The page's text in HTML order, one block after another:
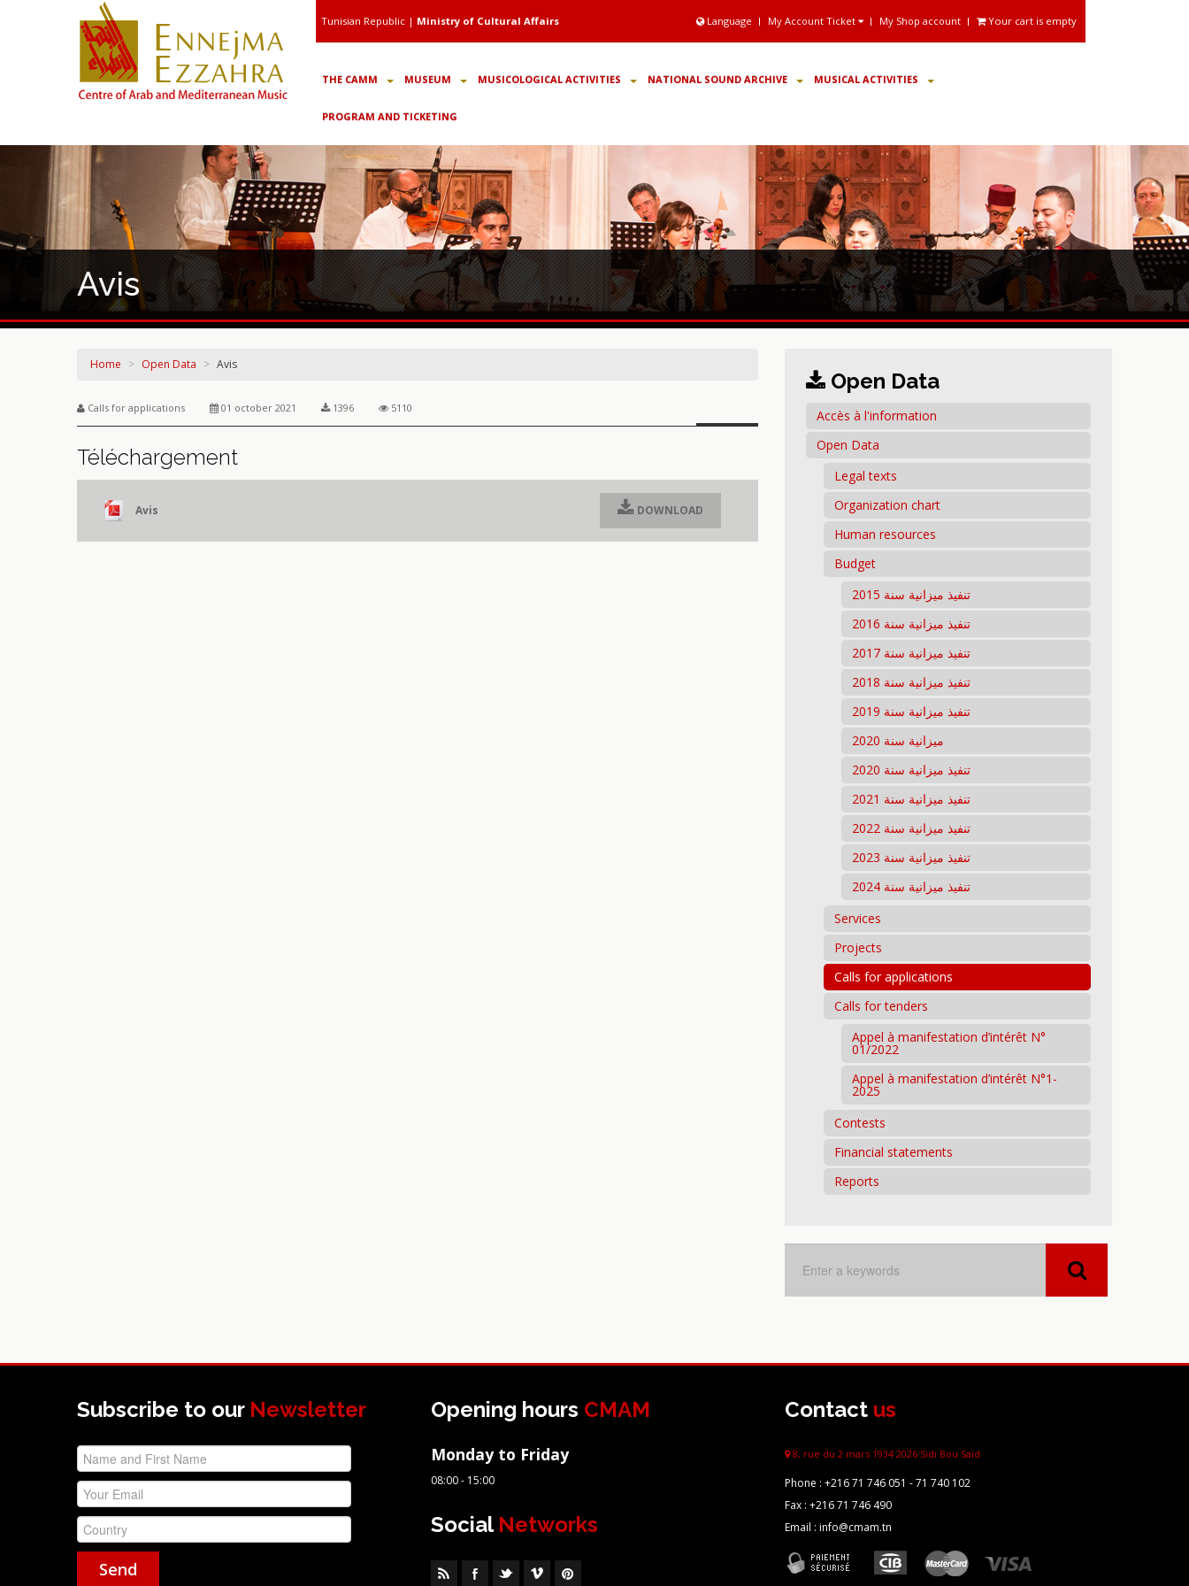
Tunisian Republic | Ministry of Cultural Affairs Language My Account Ticket My Shop account Your cart is empty
THE CAMM MUSEUM MUSICOLOGICAL ACTIVITIES NATIONAL SOUND ARCHIVE MUSICAL ACTIVITIES
PROGRAM AND TICKETING
Avis
Home > Open Data > Avis
Calls for applications 01 october 2021 1396 5110
Téléchargement
Avis DOWNLOAD
Open Data
Accès à l'information
Open Data
Legal texts
Organization chart
Human resources
Budget
تنفيذ ميزانية سنة 2015
تنفيذ ميزانية سنة 2016
تنفيذ ميزانية سنة 2017
تنفيذ ميزانية سنة 2018
تنفيذ ميزانية سنة 2019
ميزانية سنة 2020
تنفيذ ميزانية سنة 2020
تنفيذ ميزانية سنة 2021
تنفيذ ميزانية سنة 2022
تنفيذ ميزانية سنة 2023
تنفيذ ميزانية سنة 2024
Services
Projects
Calls for applications
Calls for tenders
Appel à manifestation d’intérêt N°
01/2022
Appel à manifestation d’intérêt N°1-
2025
Contests
Financial statements
Reports
Subscribe to our Newsletter Opening hours CMAM
Monday to Friday
08:00 - 15:00
Social Networks
Contact us
8, rue du 2 mars 1934 2026 Sidi Bou Saïd
Phone : +216 71 746 051 - 71 740 102
Fax : +216 71 746 490
Email : info@cmam.tn